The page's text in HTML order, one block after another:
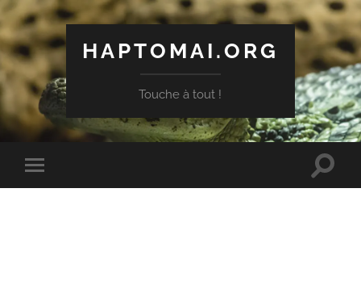
HAPTOMAI.ORG
Touche à tout !
Toggle
mobile
Toggle